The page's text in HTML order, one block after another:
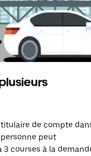
titulaire de compte
peut
3 courses à la